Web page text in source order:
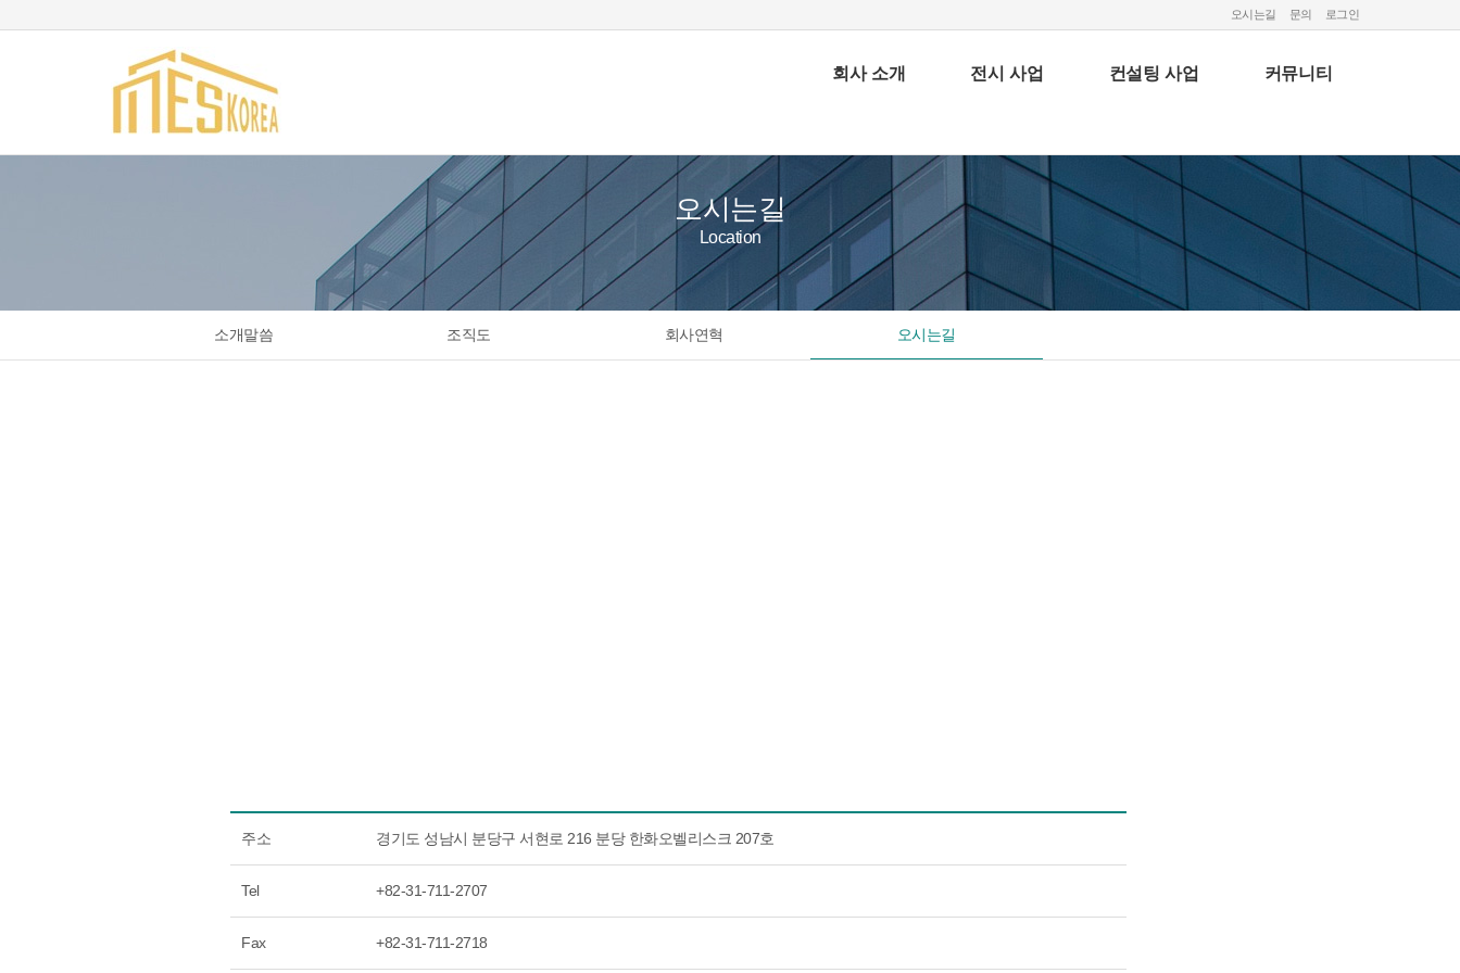
오시는길 문의 로그인
회사 소개 전시 사업 컨설팅 사업 커뮤니티
오시는길
Location
소개말씀 조직도 회사연혁 오시는길
주소 경기도 성남시 분당구 서현로 216 분당 한화오벨리스크 207호
Tel +82-31-711-2707
Fax +82-31-711-2718